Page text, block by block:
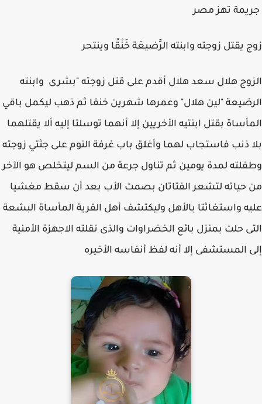
جريمة تهز مصر
زوج يقتل زوجته وابنته الرَّضيعَة خَنْقًا وينتحر
الزوج هلال سعد هلال أقدم على قتل زوجته "بشرى وابنته
الرضيعة "لين هلال" وعمرها شهرين خنقا ثم ذهب ليكمل باقي
المأساة بقتل ابنتيه الأخريين إلا أنهما توسلتا إليه ألا يقتلهما
بلا ذنب فاستجاب لهما وأغلق باب غرفة النوم على جثتي زوجته
وطفلته لمدة يومين ثم تناول جرعة من السم ليتخلص هو الآخر
من حياته لتشعر الفتاتان بصمت الأب بعد أن سقط مغشيا
عليه واستغاثتا بالأهل وليكتشف أهل القرية المأساة البشعة
التى حلت بمنزل بائع الخضراوات والذى نقلته الاجهزة الأمنية
إلى المستشفى إلا أنه لفظ أنفاسه الأخيره